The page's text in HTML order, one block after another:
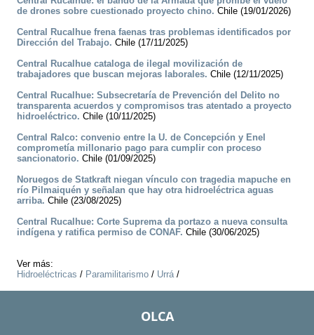
de drones sobre cuestionado proyecto chino. Chile (19/01/2026)
Central Rucalhue frena faenas tras problemas identificados por
Dirección del Trabajo. Chile (17/11/2025)
Central Rucalhue cataloga de ilegal movilización de
trabajadores que buscan mejoras laborales. Chile (12/11/2025)
Central Rucalhue: Subsecretaría de Prevención del Delito no
transparenta acuerdos y compromisos tras atentado a proyecto
hidroeléctrico. Chile (10/11/2025)
Central Ralco: convenio entre la U. de Concepción y Enel
comprometía millonario pago para cumplir con proceso
sancionatorio. Chile (01/09/2025)
Noruegos de Statkraft niegan vínculo con tragedia mapuche en
río Pilmaiquén y señalan que hay otra hidroeléctrica aguas
arriba. Chile (23/08/2025)
Central Rucalhue: Corte Suprema da portazo a nueva consulta
indígena y ratifica permiso de CONAF. Chile (30/06/2025)
Ver más:
Hidroeléctricas / Paramilitarismo / Urrá/
OLCA